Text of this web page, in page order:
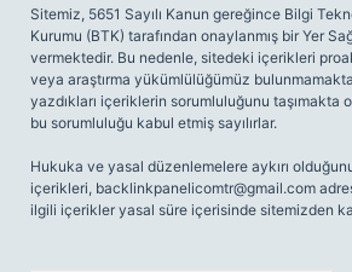
Sitemiz, 5651 Sayılı Kanun gereğince Bilgi
Kurumu (BTK) tarafından onaylanmış bir Yer
vermektedir. Bu nedenle, sitedeki içerikleri
veya araştırma yükümlülüğümüz
yazdıkları içeriklerin sorumluluğunu taşımakta
bu sorumluluğu kabul etmiş sayılırlar.
Hukuka ve yasal düzenlemelere aykırı
içerikleri, backlinkpanelicomtr@gmail.com
ilgili içerikler yasal süre içerisinde sitemizden